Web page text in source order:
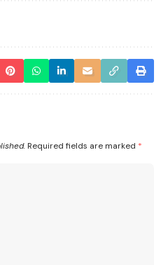
Required fields are marked *